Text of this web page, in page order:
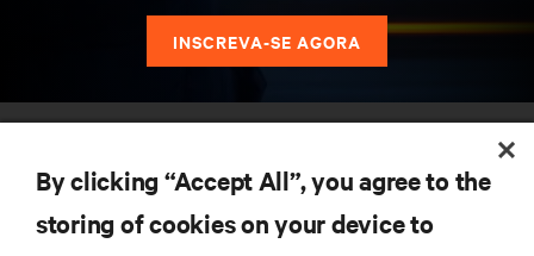
INSCREVA-SE AGORA
SUPORTE
By clicking “Accept All”, you agree to the
storing of cookies on your device to